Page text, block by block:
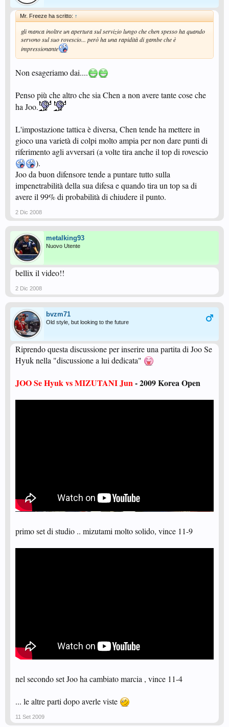
Mr. Freeze ha scritto: ↑
gli manca inoltre un apertura sul servizio lungo che chen spesso ha quando
servono sul suo rovescio... però ha una rapidità di gambe che è
impressionante
Non esageriamo dai....
Penso più che altro che sia Chen a non avere tante cose che
ha Joo.
L'impostazione tattica è diversa, Chen tende ha mettere in
gioco una varietà di colpi molto ampia per non dare punti di
riferimento agli avversari (a volte tira anche il top di rovescio
).
Joo da buon difensore tende a puntare tutto sulla
impenetrabilità della sua difesa e quando tira un top sa di
avere il 99% di probabilità di chiudere il punto.
2 Dic 2008
metalking93
Nuovo Utente
bellix il video!!
2 Dic 2008
bvzm71
Old style, but looking to the future
Riprendo questa discussione per inserire una partita di Joo Se
Hyuk nella "discussione a lui dedicata"
JOO Se Hyuk vs MIZUTANI Jun- 2009 Korea Open
primo set di studio .. mizutami molto solido, vince 11-9
nel secondo set Joo ha cambiato marcia , vince 11-4
... le altre parti dopo averle viste
11 Set 2009